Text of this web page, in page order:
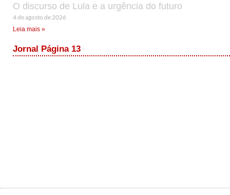
O discurso de Lula e a urgência do futuro
4 de agosto de 2026
Leia mais »
Jornal Página 13